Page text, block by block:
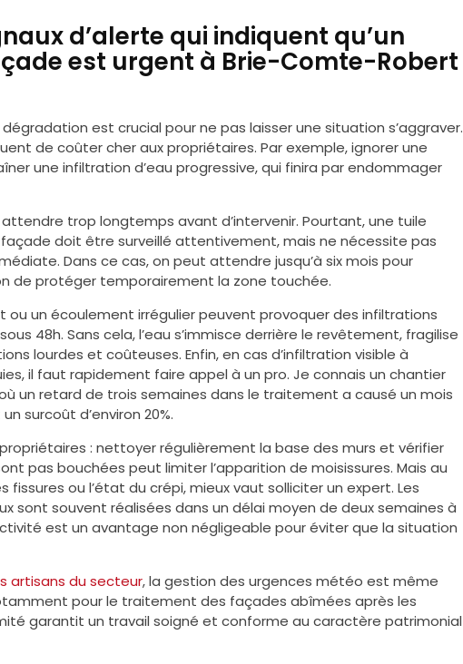
d’alerte qui indiquent qu’un
est urgent à Brie-Comte-Robert
est crucial pour ne pas laisser une situation s’aggraver.
de coûter cher aux propriétaires. Par exemple, ignorer une
une infiltration d’eau progressive, qui finira par endommager
trop longtemps avant d’intervenir. Pourtant, une tuile
doit être surveillé attentivement, mais ne nécessite pas
Dans ce cas, on peut attendre jusqu’à six mois pour
de protéger temporairement la zone touchée.
ou un écoulement irrégulier peuvent provoquer des infiltrations
48h. Sans cela, l’eau s’immisce derrière le revêtement, fragilise
lourdes et coûteuses. Enfin, en cas d’infiltration visible à
il faut rapidement faire appel à un pro. Je connais un chantier
un retard de trois semaines dans le traitement a causé un mois
surcoût d’environ 20%.
: nettoyer régulièrement la base des murs et vérifier
pas bouchées peut limiter l’apparition de moisissures. Mais au
ou l’état du crépi, mieux vaut solliciter un expert. Les
sont souvent réalisées dans un délai moyen de deux semaines à
est un avantage non négligeable pour éviter que la situation
artisans du secteur, la gestion des urgences météo est même
pour le traitement des façades abîmées après les
garantit un travail soigné et conforme au caractère patrimonial